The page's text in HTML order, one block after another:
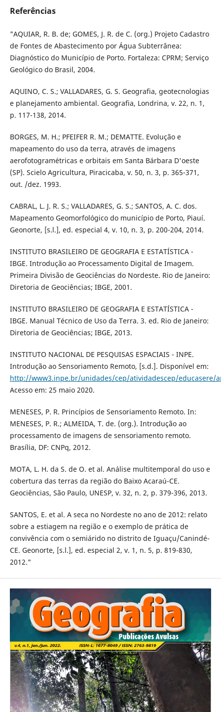
Referências
"AQUIAR, R. B. de; GOMES, J. R. de C. (org.) Projeto Cadastro
de Fontes de Abastecimento por Água Subterrânea:
Diagnóstico do Município de Porto. Fortaleza: CPRM; Serviço
Geológico do Brasil, 2004.
AQUINO, C. S.; VALLADARES, G. S. Geografia, geotecnologias
e planejamento ambiental. Geografia, Londrina, v. 22, n. 1,
p. 117-138, 2014.
BORGES, M. H.; PFEIFER R. M.; DEMATTE. Evolução e
mapeamento do uso da terra, através de imagens
aerofotogramétricas e orbitais em Santa Bárbara D'oeste
(SP). Scielo Agricultura, Piracicaba, v. 50, n. 3, p. 365-371,
out. /dez. 1993.
CABRAL, L. J. R. S.; VALLADARES, G. S.; SANTOS, A. C. dos.
Mapeamento Geomorfológico do município de Porto, Piauí.
Geonorte, [s.l.], ed. especial 4, v. 10, n. 3, p. 200-204, 2014.
INSTITUTO BRASILEIRO DE GEOGRAFIA E ESTATÍSTICA -
IBGE. Introdução ao Processamento Digital de Imagem.
Primeira Divisão de Geociências do Nordeste. Rio de Janeiro:
Diretoria de Geociências; IBGE, 2001.
INSTITUTO BRASILEIRO DE GEOGRAFIA E ESTATÍSTICA -
IBGE. Manual Técnico de Uso da Terra. 3. ed. Rio de Janeiro:
Diretoria de Geociências; IBGE, 2013.
INSTITUTO NACIONAL DE PESQUISAS ESPACIAIS - INPE.
Introdução ao Sensoriamento Remoto, [s.d.]. Disponível em:
http://www3.inpe.br/unidades/cep/atividadescep/educasere/
Acesso em: 25 maio 2020.
MENESES, P. R. Princípios de Sensoriamento Remoto. In:
MENESES, P. R.; ALMEIDA, T. de. (org.). Introdução ao
processamento de imagens de sensoriamento remoto.
Brasília, DF: CNPq, 2012.
MOTA, L. H. da S. de O. et al. Análise multitemporal do uso e
cobertura das terras da região do Baixo Acaraú-CE.
Geociências, São Paulo, UNESP, v. 32, n. 2, p. 379-396, 2013.
SANTOS, E. et al. A seca no Nordeste no ano de 2012: relato
sobre a estiagem na região e o exemplo de prática de
convivência com o semiárido no distrito de Iguaçu/Canindé-
CE. Geonorte, [s.l.], ed. especial 2, v. 1, n. 5, p. 819-830,
2012."